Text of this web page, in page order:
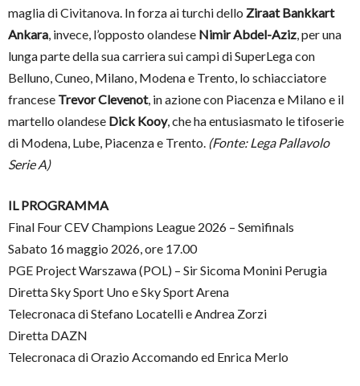
maglia di Civitanova. In forza ai turchi dello Ziraat Bankkart
Ankara, invece, l’opposto olandese Nimir Abdel-Aziz, per una
lunga parte della sua carriera sui campi di SuperLega con
Belluno, Cuneo, Milano, Modena e Trento, lo schiacciatore
francese Trevor Clevenot, in azione con Piacenza e Milano e il
martello olandese Dick Kooy, che ha entusiasmato le tifoserie
di Modena, Lube, Piacenza e Trento. (Fonte: Lega Pallavolo
Serie A)
IL PROGRAMMA
Final Four CEV Champions League 2026 – Semifinals
Sabato 16 maggio 2026, ore 17.00
PGE Project Warszawa (POL) – Sir Sicoma Monini Perugia
Diretta Sky Sport Uno e Sky Sport Arena
Telecronaca di Stefano Locatelli e Andrea Zorzi
Diretta DAZN
Telecronaca di Orazio Accomando ed Enrica Merlo